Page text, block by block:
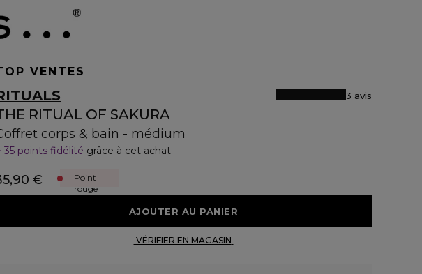
VENTES
RITUAL OF SAKURA
corps & bain - médium
3 avis
35 points fidélité grâce à cet achat
€
Point
rouge